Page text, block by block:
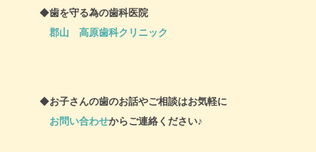
◆歯を守る為の歯科医院
郡山 高原歯科クリニック
◆お子さんの歯のお話やご相談はお気軽に
お問い合わせからご連絡ください♪